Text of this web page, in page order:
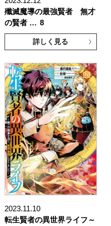
殲滅魔導の最強賢者 無才
の賢者 … 8
詳しく見る
2023.11.10
転生賢者の異世界ライフ～